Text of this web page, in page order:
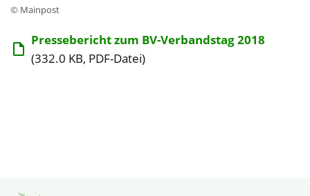
© Mainpost
Pressebericht zum BV-Verbandstag 2018
(332.0 KB, PDF-Datei)